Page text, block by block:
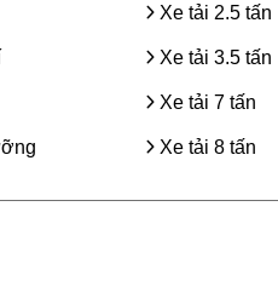
Xe tải 2.5 tấn
Xe tải 3.5 tấn
Xe tải 7 tấn
Xe tải 8 tấn